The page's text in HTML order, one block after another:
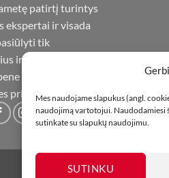
Mes naudojame slapukus (angl.
naudojimą vartotojui. Naudodamiesi
sutinkate su slapukų naudojimu.
SUTINKU
patirtį turintys
ekspertai ir visada
tik
ir geriausius
mažiausią kainą
pristatome visoje